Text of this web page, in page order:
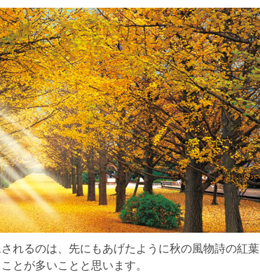
れるのは、先にもあげたように秋の風物詩の紅葉
とが多いことと思います。